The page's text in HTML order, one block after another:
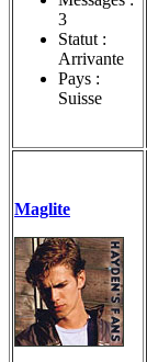
3
Statut :
Arrivante
Pays :
Suisse
Maglite